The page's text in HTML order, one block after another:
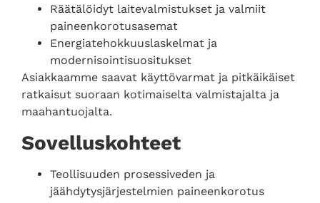
Räätälöidyt laitevalmistukset ja valmiit
paineenkorotusasemat
Energiatehokkuuslaskelmat ja
modernisointisuositukset
Asiakkaamme saavat käyttövarmat ja pitkäikäiset
ratkaisut suoraan kotimaiselta valmistajalta ja
maahantuojalta.
Sovelluskohteet
Teollisuuden prosessiveden ja
jäähdytysjärjestelmien paineenkorotus